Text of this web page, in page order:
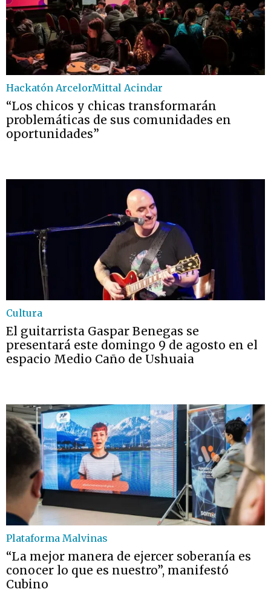
Hackatón ArcelorMittal Acindar
“Los chicos y chicas transformarán
problemáticas de sus comunidades en
oportunidades”
Cultura
El guitarrista Gaspar Benegas se
presentará este domingo 9 de agosto en el
espacio Medio Caño de Ushuaia
Plataforma Malvinas
“La mejor manera de ejercer soberanía es
conocer lo que es nuestro”, manifestó
Cubino